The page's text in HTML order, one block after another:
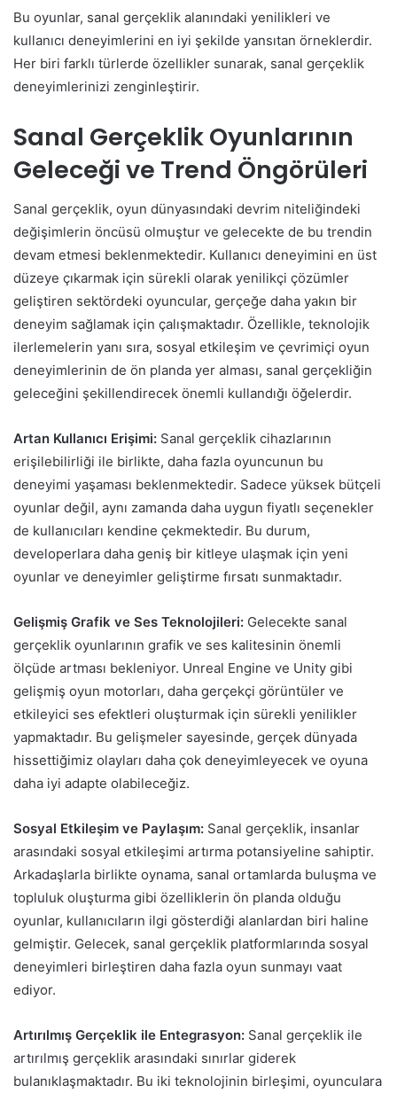
Bu oyunlar, sanal gerçeklik alanındaki yenilikleri ve
kullanıcı deneyimlerini en iyi şekilde yansıtan örneklerdir.
Her biri farklı türlerde özellikler sunarak, sanal gerçeklik
deneyimlerinizi zenginleştirir.
Sanal Gerçeklik Oyunlarının
Geleceği ve Trend Öngörüleri
Sanal gerçeklik, oyun dünyasındaki devrim niteliğindeki
değişimlerin öncüsü olmuştur ve gelecekte de bu trendin
devam etmesi beklenmektedir. Kullanıcı deneyimini en üst
düzeye çıkarmak için sürekli olarak yenilikçi çözümler
geliştiren sektördeki oyuncular, gerçeğe daha yakın bir
deneyim sağlamak için çalışmaktadır. Özellikle, teknolojik
ilerlemelerin yanı sıra, sosyal etkileşim ve çevrimiçi oyun
deneyimlerinin de ön planda yer alması, sanal gerçekliğin
geleceğini şekillendirecek önemli kullandığı öğelerdir.
Artan Kullanıcı Erişimi: Sanal gerçeklik cihazlarının
erişilebilirliği ile birlikte, daha fazla oyuncunun bu
deneyimi yaşaması beklenmektedir. Sadece yüksek bütçeli
oyunlar değil, aynı zamanda daha uygun fiyatlı seçenekler
de kullanıcıları kendine çekmektedir. Bu durum,
developerlara daha geniş bir kitleye ulaşmak için yeni
oyunlar ve deneyimler geliştirme fırsatı sunmaktadır.
Gelişmiş Grafik ve Ses Teknolojileri: Gelecekte sanal
gerçeklik oyunlarının grafik ve ses kalitesinin önemli
ölçüde artması bekleniyor. Unreal Engine ve Unity gibi
gelişmiş oyun motorları, daha gerçekçi görüntüler ve
etkileyici ses efektleri oluşturmak için sürekli yenilikler
yapmaktadır. Bu gelişmeler sayesinde, gerçek dünyada
hissettiğimiz olayları daha çok deneyimleyecek ve oyuna
daha iyi adapte olabileceğiz.
Sosyal Etkileşim ve Paylaşım: Sanal gerçeklik, insanlar
arasındaki sosyal etkileşimi artırma potansiyeline sahiptir.
Arkadaşlarla birlikte oynama, sanal ortamlarda buluşma ve
topluluk oluşturma gibi özelliklerin ön planda olduğu
oyunlar, kullanıcıların ilgi gösterdiği alanlardan biri haline
gelmiştir. Gelecek, sanal gerçeklik platformlarında sosyal
deneyimleri birleştiren daha fazla oyun sunmayı vaat
ediyor.
Artırılmış Gerçeklik ile Entegrasyon: Sanal gerçeklik ile
artırılmış gerçeklik arasındaki sınırlar giderek
bulanıklaşmaktadır. Bu iki teknolojinin birleşimi, oyunculara